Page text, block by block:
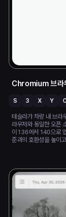
Chromium 브라
S 3 X Y
테슬라가 차량 내 브라
라우저와 동일한 오픈
이 136에서 140으로
준과의 호환성을 높이